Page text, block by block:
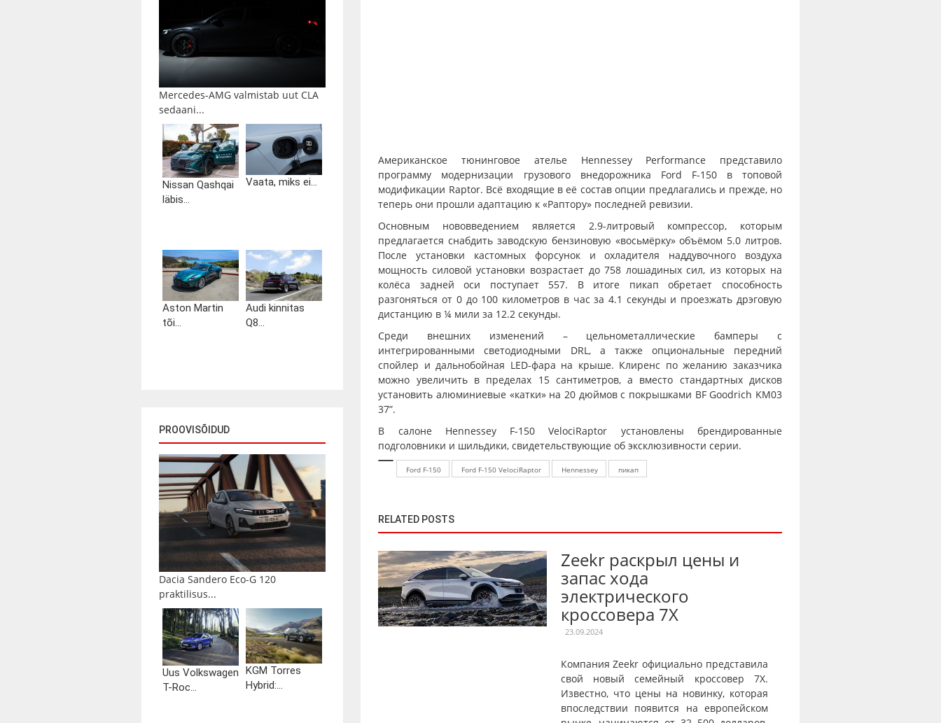
Mercedes-AMG valmistab uut CLA
sedaani...
Nissan Qashqai
läbis...
Vaata, miks ei...
Aston Martin
tõi...
Audi kinnitas
Q8...
PROOVISÕIDUD
Dacia Sandero Eco-G 120
praktilisus...
Uus Volkswagen
T-Roc...
KGM Torres
Hybrid:...
Американское тюнинговое ателье Hennessey Performance представило
программу модернизации грузового внедорожника Ford F-150 в топовой
модификации Raptor. Всё входящие в её состав опции предлагались и прежде, но
теперь они прошли адаптацию к «Раптору» последней ревизии.
Основным нововведением является 2.9-литровый компрессор, которым
предлагается снабдить заводскую бензиновую «восьмёрку» объёмом 5.0 литров.
После установки кастомных форсунок и охладителя наддувочного воздуха
мощность силовой установки возрастает до 758 лошадиных сил, из которых на
колёса задней оси поступает 557. В итоге пикап обретает способность
разгоняться от 0 до 100 километров в час за 4.1 секунды и проезжать дрэговую
дистанцию в ¼ мили за 12.2 секунды.
Среди внешних изменений – цельнометаллические бамперы с
интегрированными светодиодными DRL, а также опциональные передний
спойлер и дальнобойная LED-фара на крыше. Клиренс по желанию заказчика
можно увеличить в пределах 15 сантиметров, а вместо стандартных дисков
установить алюминиевые «катки» на 20 дюймов с покрышками BF Goodrich KM03
37”.
В салоне Hennessey F-150 VelociRaptor установлены брендированные
подголовники и шильдики, свидетельствующие об эксклюзивности серии.
Ford F-150 Ford F-150 VelociRaptor Hennessey пикап
RELATED POSTS
Zeekr раскрыл цены и
запас хода
электрического
кроссовера 7X
23.09.2024
Компания Zeekr официально представила
свой новый семейный кроссовер 7X.
Известно, что цены на новинку, которая
впоследствии появится на европейском